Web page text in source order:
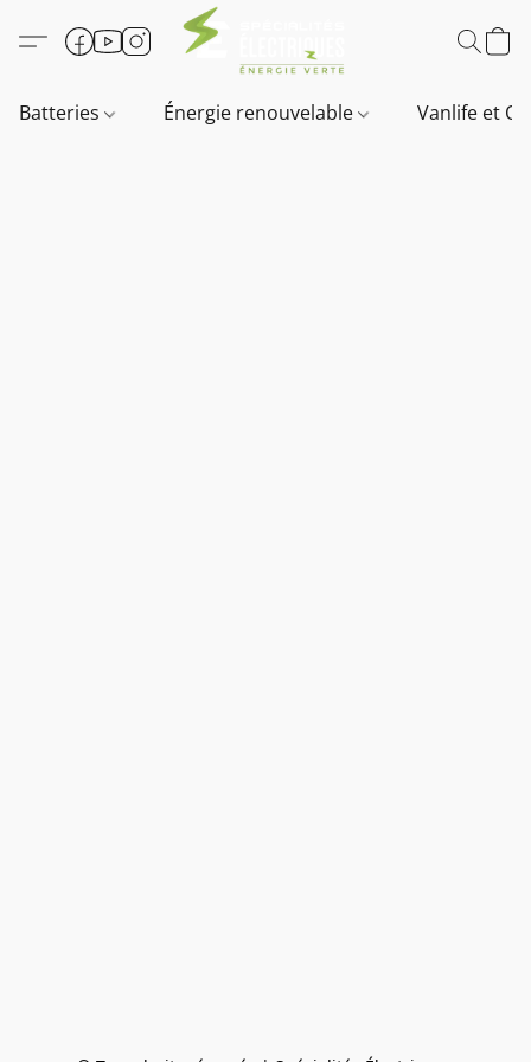
Batteries Énergie renouvelable Vanlife et